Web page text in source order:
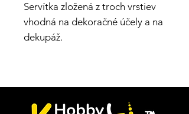
Servítka zložená z troch vrstiev
vhodná na dekoračné účely a na
dekupáž.